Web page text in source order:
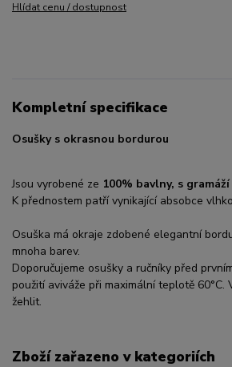
Hlídat cenu / dostupnost
Kompletní specifikace
Osušky s okrasnou bordurou
Jsou vyrobené ze 100% bavlny, s gramáží
K přednostem patří vynikající absobce
Osuška má okraje zdobené elegantní
mnoha barev.
Doporučujeme osušky a ručníky před
použití aviváže při maximální teplotě 60°C.
žehlit.
Zboží zařazeno v kategoriích